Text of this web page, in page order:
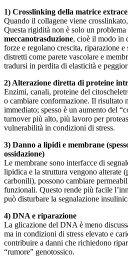
1) Crosslinking della matrice
Quando il collagene viene
Questa rigidità non è solo un
meccanotrasduzione, cioè il modo in
forze e regolano crescita, riparazione
distretti come parete vascolare e
tradursi in perdita di elasticità e
2) Alterazione diretta di proteine
Enzimi, canali, proteine del
o cambiare conformazione. Il risultato
immediato; spesso è un aumento del
turnover più alto, più lavoro per
vulnerabilità in condizioni di stress.
3) Danno a lipidi e membrane
ossidazione)
Le membrane sono interfacce di
lipidica e la struttura vengono alterate
carbonili), possono cambiare
funzionali. Questo rende più facile
può disturbare la segnalazione
4) DNA e riparazione
La glicazione del DNA è meno
ma in condizioni di stress elevato e
contribuire a danni che richiedono
“rumore” genotossico.